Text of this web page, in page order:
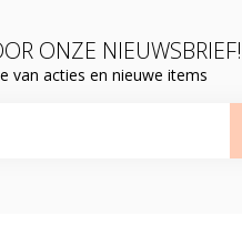
ONZE NIEUWSBRIEF!
van acties en nieuwe items